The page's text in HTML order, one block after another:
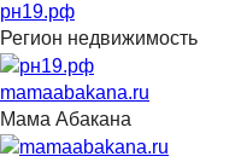
рн19.рф
Регион недвижимость
mamaabakana.ru
Мама Абакана